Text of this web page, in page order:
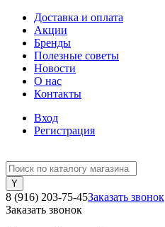
Доставка и оплата
Акции
Бренды
Полезные советы
Новости
О нас
Контакты
Вход
Регистрация
8 (916) 203-75-45Заказать звонок
Заказать звонок